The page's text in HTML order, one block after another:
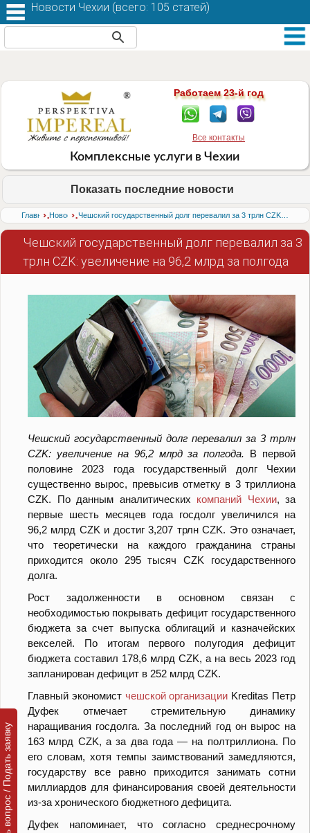
Работаем 23-й год
Все контакты
Комплексные услуги в Чехии
Показать последние новости
Главная›
Новости› Чешский государственный долг перевалил за 3 трлн CZK: увеличение на 96,2 млрд за полгода
Чешский государственный долг перевалил за 3
трлн CZK: увеличение на 96,2 млрд за полгода
Чешский государственный долг перевалил за 3 трлн
CZK: увеличение на 96,2 млрд за полгода. В первой
половине 2023 года государственный долг Чехии
существенно вырос, превысив отметку в 3 триллиона
CZK. По данным аналитических компаний Чехии, за
первые шесть месяцев года госдолг увеличился на
96,2 млрд CZK и достиг 3,207 трлн CZK. Это означает,
что теоретически на каждого гражданина страны
приходится около 295 тысяч CZK государственного
долга.
Рост задолженности в основном связан с
необходимостью покрывать дефицит государственного
бюджета за счет выпуска облигаций и казначейских
векселей. По итогам первого полугодия дефицит
бюджета составил 178,6 млрд CZK, а на весь 2023 год
запланирован дефицит в 252 млрд CZK.
Главный экономист чешской организации Kreditas Петр
Дуфек отмечает стремительную динамику
наращивания госдолга. За последний год он вырос на
163 млрд CZK, а за два года — на полтриллиона. По
его словам, хотя темпы заимствований замедляются,
государству все равно приходится занимать сотни
миллиардов для финансирования своей деятельности
из-за хронического бюджетного дефицита.
Дуфек напоминает, что согласно среднесрочному
Новости Чехии (всего: 105 статей)
Задать вопрос / Подать заявку